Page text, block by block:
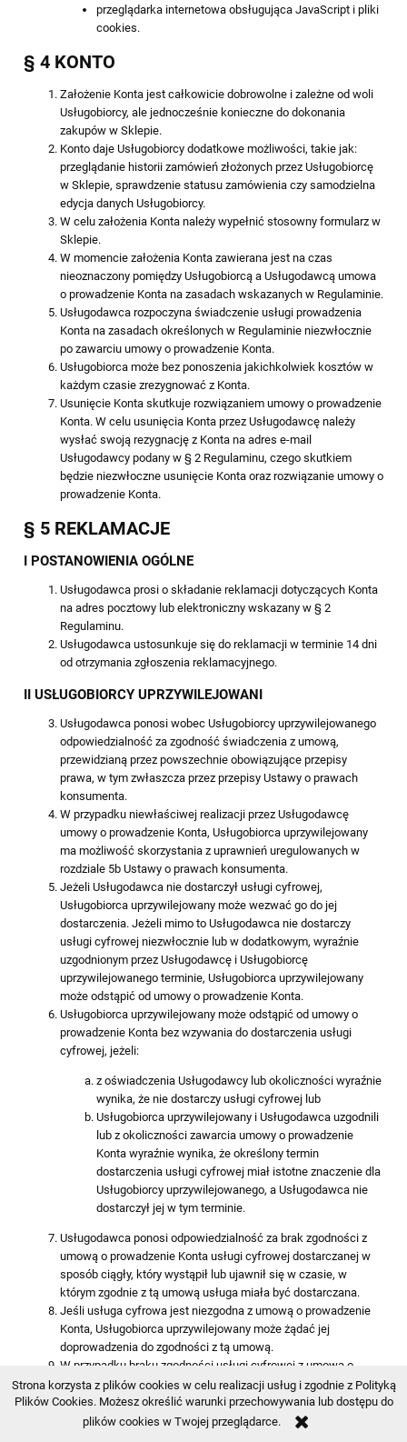
Strona korzysta z plików cookies w celu realizacji usług i zgodnie z Polityką
Plików Cookies. Możesz określić warunki przechowywania lub dostępu do
plików cookies w Twojej przeglądarce.
przeglądarka internetowa obsługująca JavaScript i pliki
cookies.
§ 4 KONTO
Założenie Konta jest całkowicie dobrowolne i zależne od woli
Usługobiorcy, ale jednocześnie konieczne do dokonania
zakupów w Sklepie.
Konto daje Usługobiorcy dodatkowe możliwości, takie jak:
przeglądanie historii zamówień złożonych przez Usługobiorcę
w Sklepie, sprawdzenie statusu zamówienia czy samodzielna
edycja danych Usługobiorcy.
W celu założenia Konta należy wypełnić stosowny formularz w
Sklepie.
W momencie założenia Konta zawierana jest na czas
nieoznaczony pomiędzy Usługobiorcą a Usługodawcą umowa
o prowadzenie Konta na zasadach wskazanych w Regulaminie.
Usługodawca rozpoczyna świadczenie usługi prowadzenia
Konta na zasadach określonych w Regulaminie niezwłocznie
po zawarciu umowy o prowadzenie Konta.
Usługobiorca może bez ponoszenia jakichkolwiek kosztów w
każdym czasie zrezygnować z Konta.
Usunięcie Konta skutkuje rozwiązaniem umowy o prowadzenie
Konta. W celu usunięcia Konta przez Usługodawcę należy
wysłać swoją rezygnację z Konta na adres e-mail
Usługodawcy podany w § 2 Regulaminu, czego skutkiem
będzie niezwłoczne usunięcie Konta oraz rozwiązanie umowy o
prowadzenie Konta.
§ 5 REKLAMACJE
I POSTANOWIENIA OGÓLNE
Usługodawca prosi o składanie reklamacji dotyczących Konta
na adres pocztowy lub elektroniczny wskazany w § 2
Regulaminu.
Usługodawca ustosunkuje się do reklamacji w terminie 14 dni
od otrzymania zgłoszenia reklamacyjnego.
II USŁUGOBIORCY UPRZYWILEJOWANI
Usługodawca ponosi wobec Usługobiorcy uprzywilejowanego
odpowiedzialność za zgodność świadczenia z umową,
przewidzianą przez powszechnie obowiązujące przepisy
prawa, w tym zwłaszcza przez przepisy Ustawy o prawach
konsumenta.
W przypadku niewłaściwej realizacji przez Usługodawcę
umowy o prowadzenie Konta, Usługobiorca uprzywilejowany
ma możliwość skorzystania z uprawnień uregulowanych w
rozdziale 5b Ustawy o prawach konsumenta.
Jeżeli Usługodawca nie dostarczył usługi cyfrowej,
Usługobiorca uprzywilejowany może wezwać go do jej
dostarczenia. Jeżeli mimo to Usługodawca nie dostarczy
usługi cyfrowej niezwłocznie lub w dodatkowym, wyraźnie
uzgodnionym przez Usługodawcę i Usługobiorcę
uprzywilejowanego terminie, Usługobiorca uprzywilejowany
może odstąpić od umowy o prowadzenie Konta.
Usługobiorca uprzywilejowany może odstąpić od umowy o
prowadzenie Konta bez wzywania do dostarczenia usługi
cyfrowej, jeżeli:
z oświadczenia Usługodawcy lub okoliczności wyraźnie
wynika, że nie dostarczy usługi cyfrowej lub
Usługobiorca uprzywilejowany i Usługodawca uzgodnili
lub z okoliczności zawarcia umowy o prowadzenie
Konta wyraźnie wynika, że określony termin
dostarczenia usługi cyfrowej miał istotne znaczenie dla
Usługobiorcy uprzywilejowanego, a Usługodawca nie
dostarczył jej w tym terminie.
Usługodawca ponosi odpowiedzialność za brak zgodności z
umową o prowadzenie Konta usługi cyfrowej dostarczanej w
sposób ciągły, który wystąpił lub ujawnił się w czasie, w
którym zgodnie z tą umową usługa miała być dostarczana.
Jeśli usługa cyfrowa jest niezgodna z umową o prowadzenie
Konta, Usługobiorca uprzywilejowany może żądać jej
doprowadzenia do zgodności z tą umową.
W przypadku braku zgodności usługi cyfrowej z umową o
prowadzenie Konta Usługobiorca uprzywilejowany ma
obowiązek współpracy z Usługodawcą, w rozsądnym zakresie
i przy zastosowaniu najmniej uciążliwych dla siebie środków